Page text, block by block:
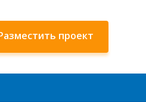
проект